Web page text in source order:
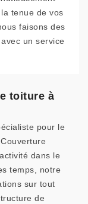
tenue de vos
faisons des
un service
toiture à
pour le
dans le
temps, notre
sur tout
de